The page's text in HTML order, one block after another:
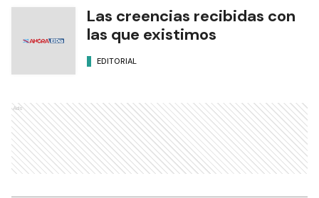
Las creencias recibidas con
las que existimos
EDITORIAL
Ads